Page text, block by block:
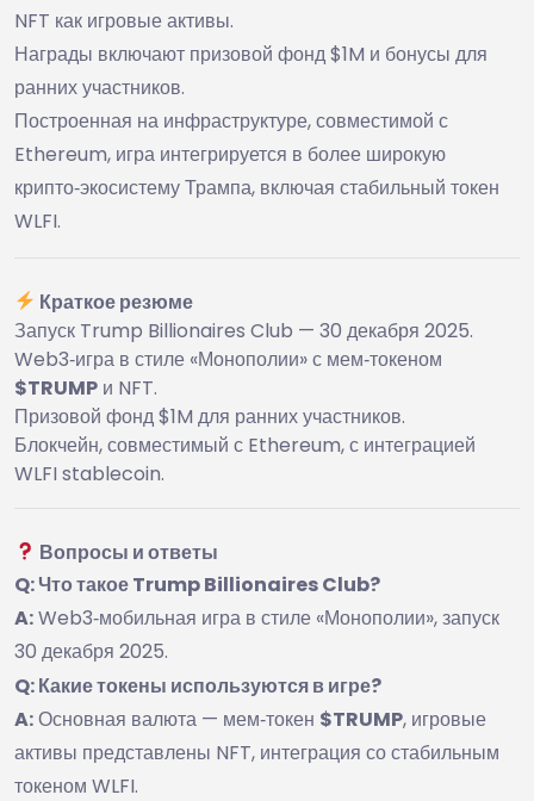
NFT как игровые активы.
Награды включают призовой фонд $1M и бонусы для
ранних участников.
Построенная на инфраструктуре, совместимой с
Ethereum, игра интегрируется в более широкую
крипто‑экосистему Трампа, включая стабильный токен
WLFI.
Краткое резюме
Запуск Trump Billionaires Club — 30 декабря 2025.
Web3‑игра в стиле «Монополии» с мем‑токеном
$TRUMP и NFT.
Призовой фонд $1M для ранних участников.
Блокчейн, совместимый с Ethereum, с интеграцией
WLFI stablecoin.
Вопросы и ответы
Q: Что такое Trump Billionaires Club?
A:Web3‑мобильная игра в стиле «Монополии», запуск
30 декабря 2025.
Q: Какие токены используются в игре?
A:Основная валюта — мем‑токен $TRUMP, игровые
активы представлены NFT, интеграция со стабильным
токеном WLFI.